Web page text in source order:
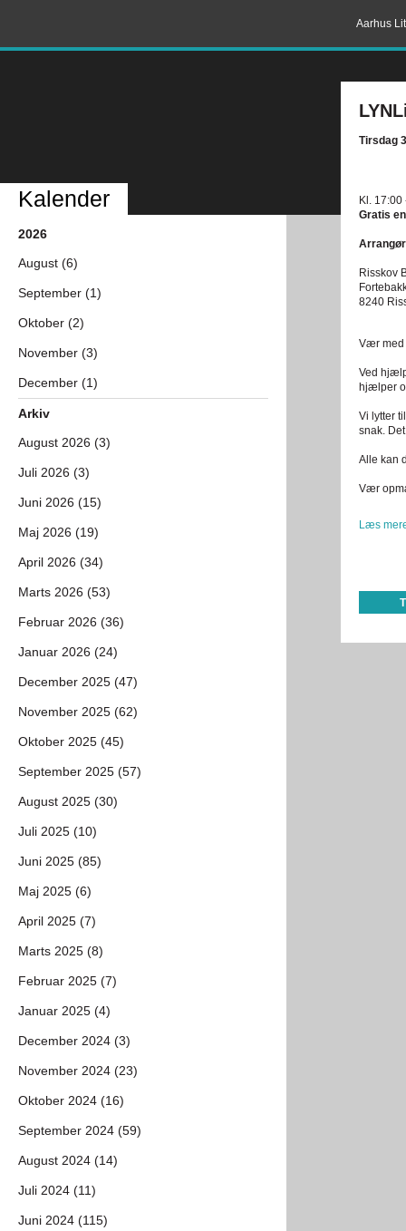
Aarhus
Tirsdag
Kl. 17:00
Gratis
Risskov
8240
Vær med
Ved
hjælper
Vi lytter
snak.
Alle kan
Vær
Læs
Kalender
2026
August (6)
September (1)
Oktober (2)
November (3)
December (1)
Arkiv
August 2026 (3)
Juli 2026 (3)
Juni 2026 (15)
Maj 2026 (19)
April 2026 (34)
Marts 2026 (53)
Februar 2026 (36)
Januar 2026 (24)
December 2025 (47)
November 2025 (62)
Oktober 2025 (45)
September 2025 (57)
August 2025 (30)
Juli 2025 (10)
Juni 2025 (85)
Maj 2025 (6)
April 2025 (7)
Marts 2025 (8)
Februar 2025 (7)
Januar 2025 (4)
December 2024 (3)
November 2024 (23)
Oktober 2024 (16)
September 2024 (59)
August 2024 (14)
Juli 2024 (11)
Juni 2024 (115)